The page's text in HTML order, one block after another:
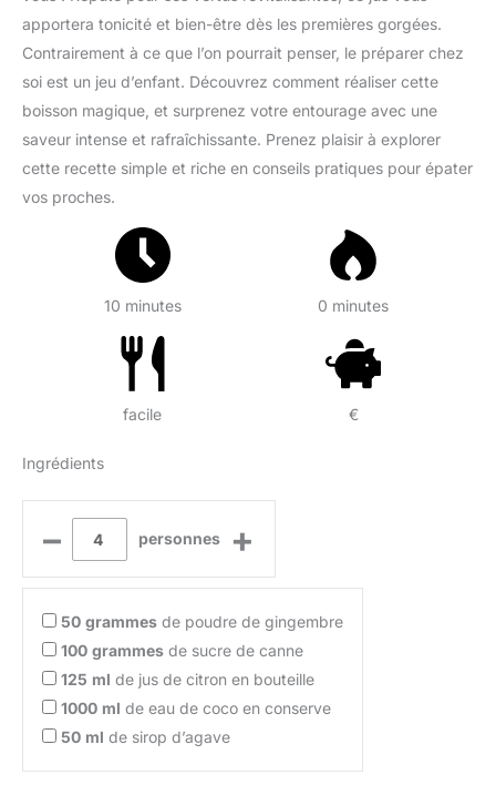
apportera tonicité et bien-être dès les premières gorgées.
Contrairement à ce que l’on pourrait penser, le préparer chez
soi est un jeu d’enfant. Découvrez comment réaliser cette
boisson magique, et surprenez votre entourage avec une
saveur intense et rafraîchissante. Prenez plaisir à explorer
cette recette simple et riche en conseils pratiques pour épater
vos proches.
10 minutes 0 minutes
facile €
Ingrédients
– personnes +
50 grammes de poudre de gingembre
100 grammes de sucre de canne
125 ml de jus de citron en bouteille
1000 ml de eau de coco en conserve
50 ml de sirop d’agave